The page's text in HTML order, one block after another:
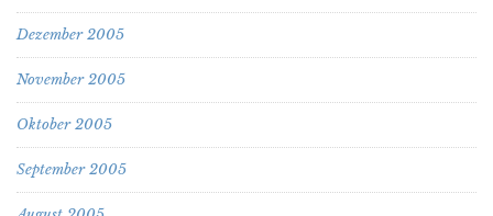
Dezember 2005
November 2005
Oktober 2005
September 2005